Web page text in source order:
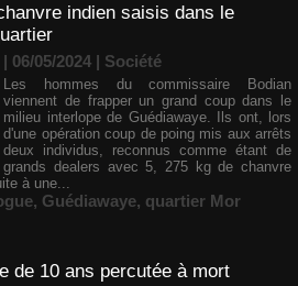
indien saisis dans le
| 06/05/2024 | Société
Les hommes du commissaire Bodian
viennent de frapper un grand coup dans le
milieu interlope de Guédiawaye. Ils ont, lors
d'une opération coup de poing mis aux arrêts
deux individus, reconnus comme étant de
grands dealers avec 5, 275 kg de chanvre
à une...
, Guédiawaye, quartier Mor
de 10 ans percutée à mort